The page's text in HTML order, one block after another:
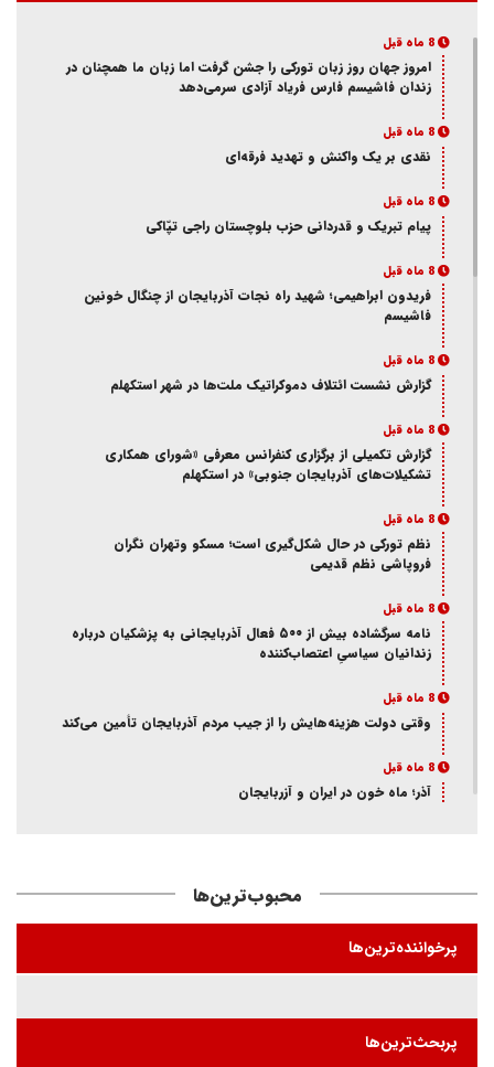
8 ماه قبل
امروز جهان روز زبان تورکی را جشن گرفت اما زبان ما همچنان در
زندان فاشیسم فارس فریاد آزادی سر‌می‌دهد
8 ماه قبل
نقدی بر یک واکنش و‌ تهدید فرقه‌ای
8 ماه قبل
پیام تبریک و قدردانی حزب بلوچستان راجی تپّاکی
8 ماه قبل
فریدون ابراهیمی؛ شهید راه نجات آذربایجان از چنگال خونین
فاشیسم
8 ماه قبل
گزارش نشست ائتلاف دموکراتیک ملت‌ها در شهر استکهلم
8 ماه قبل
گزارش تکمیلی از برگزاری کنفرانس معرفی «شورای همکاری
تشکیلات‌های آذربایجان جنوبی» در استکهلم
8 ماه قبل
نظم تورکی در حال شکل‌گیری است؛ مسکو وتهران نگران
فروپاشی نظم قدیمی
8 ماه قبل
نامه سرگشاده بیش از ۵۰۰ فعال آذربایجانی به پزشکیان درباره
زندانیان سیاسیِ اعتصاب‌کننده
8 ماه قبل
وقتی دولت هزینه‌هایش را از جیب مردم آذربایجان تأمین می‌کند
8 ماه قبل
آذر؛ ماه خون در ایران و آزربایجان
ممانعت وزارت اطلاعات از حضور یک فعال آذربایجانی در تئاتر
«کوراوغلو» تبریز
بازی شیخ با شاه و مجاهد
محبوب‌ترین‌ها
پرخواننده‌ترین‌ها
پربحث‌ترین‌ها